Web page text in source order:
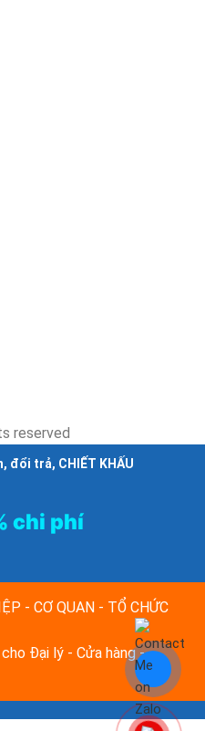
reserved
đổi trả, CHIẾT KHẤU
chi phí
- CƠ QUAN - TỔ CHỨC
cho Đại lý - Cửa hàng -